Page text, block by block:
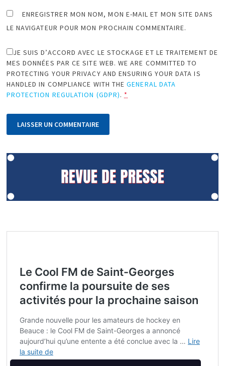
ENREGISTRER MON NOM, MON E-MAIL ET MON SITE DANS
LE NAVIGATEUR POUR MON PROCHAIN COMMENTAIRE.
JE SUIS D’ACCORD AVEC LE STOCKAGE ET LE TRAITEMENT DE
MES DONNÉES PAR CE SITE WEB. WE ARE COMMITTED TO
PROTECTING YOUR PRIVACY AND ENSURING YOUR DATA IS
HANDLED IN COMPLIANCE WITH THEGENERAL DATA
PROTECTION REGULATION (GDPR). *